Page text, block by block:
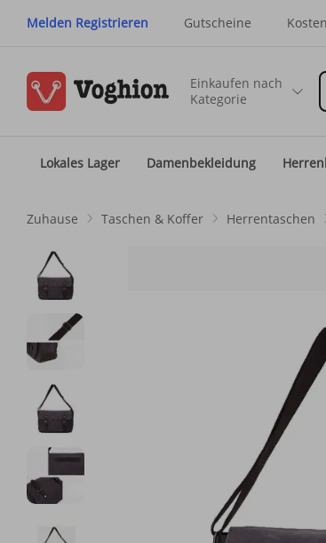
Melden Registrieren Gutscheine
Einkaufen nach
Kategorie
Lokales Lager Damenbekleidung
Zuhause Taschen & Koffer Herrentaschen